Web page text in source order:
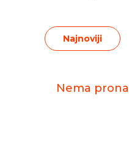
Najnoviji
Nema